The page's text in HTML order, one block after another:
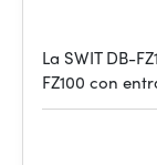
La SWIT DB-
FZ100 con